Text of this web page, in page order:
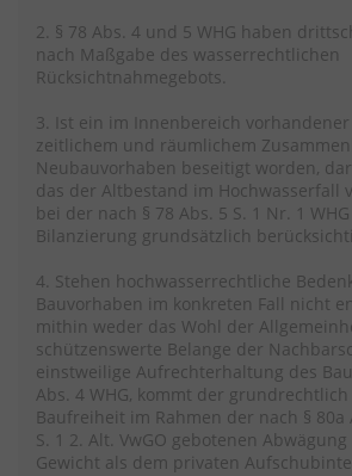
2. § 78 Abs. 4 und 5 WHG haben
nach Maßgabe des wasserrechtlichen
Rücksichtnahmegebots.
3. Ist ein im Innenbereich
zeitlichem und räumlichem
Neubauvorhaben beseitigt worden,
das der Altbestand im Hochwasserfall
bei der nach § 78 Abs. 5 S. 1 Nr. 1
Bilanzierung grundsätzlich
4. Stehen hochwasserrechtliche
Bauvorhaben im konkreten Fall nicht
mithin weder das Wohl der
schützenswerte Belange der
einstweilige Aufrechterhaltung des
Abs. 4 WHG, kommt der
Baufreiheit im Rahmen der nach § 80a
S. 1 2. Alt. VwGO gebotenen
Gewicht als dem privaten